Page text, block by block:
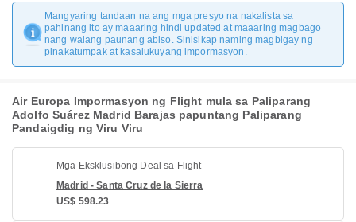
Mangyaring tandaan na ang mga presyo na nakalista sa
pahinang ito ay maaaring hindi updated at maaaring magbago
nang walang paunang abiso. Sinisikap naming magbigay ng
pinakatumpak at kasalukuyang impormasyon.
Air Europa Impormasyon ng Flight mula sa Paliparang
Adolfo Suárez Madrid Barajas papuntang Paliparang
Pandaigdig ng Viru Viru
Mga Eksklusibong Deal sa Flight
Madrid - Santa Cruz de la Sierra
US$ 598.23